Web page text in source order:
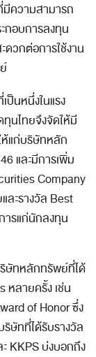
มีความสามารถ
กอบการลงทุน
ดวกต่อการใช้งาน
นหนึ่งในแรง
นไทยจึงจัดให้มี
ห้แก่บริษัทหลัก
และมีการเพิ่ม
Company
ละรางวัล Best
ารแก่นักลงทุน
ษัทหลักทรัพย์ที่ได้
หลายครั้ง เช่น
of Honor ซึ่ง
ริษัทที่ได้รับรางวัล
KKPS บ่งบอกถึง